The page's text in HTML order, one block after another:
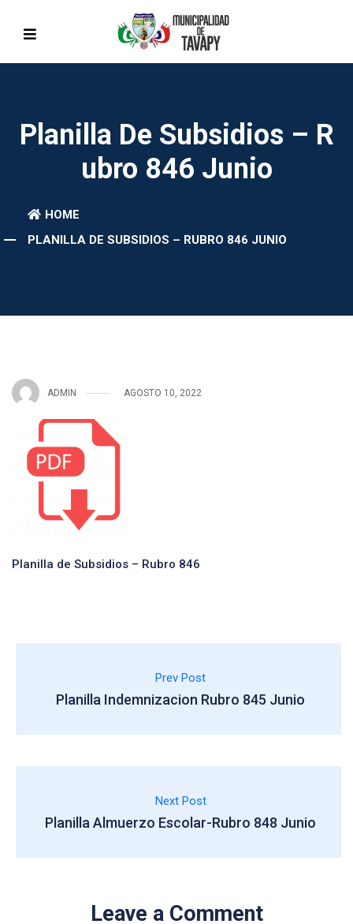
Planilla De Subsidios – R
Ubro 846 Junio
HOME
PLANILLA DE SUBSIDIOS – RUBRO 846 JUNIO
ADMIN AGOSTO 10, 2022
Planilla de Subsidios – Rubro 846
Prev Post
Planilla Indemnizacion Rubro 845 Junio
Next Post
Planilla Almuerzo Escolar-Rubro 848 Junio
Leave a Comment